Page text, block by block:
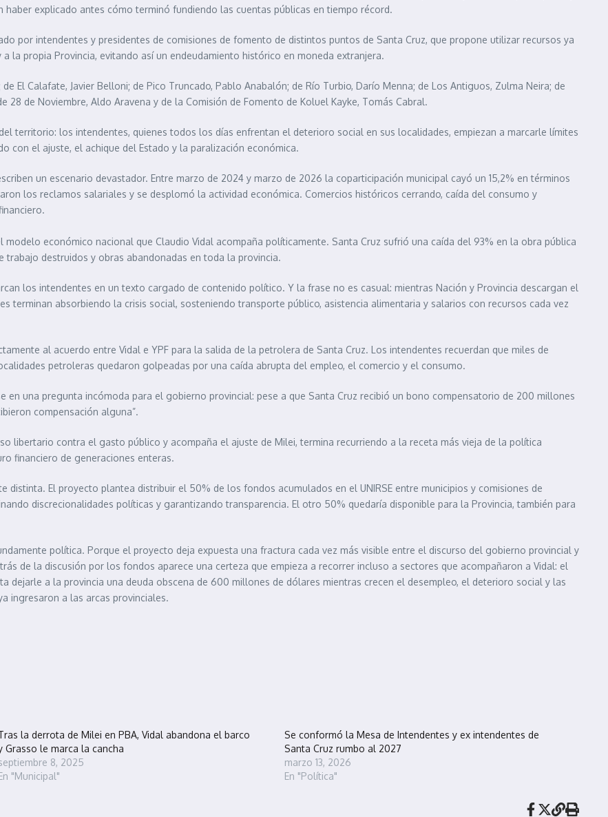
explicado antes cómo terminó fundiendo las cuentas públicas en tiempo récord.
por intendentes y presidentes de comisiones de fomento de distintos puntos de Santa Cruz, que propone utilizar recursos ya
la propia Provincia, evitando así un endeudamiento histórico en moneda extranjera.
El Calafate, Javier Belloni; de Pico Truncado, Pablo Anabalón; de Río Turbio, Darío Menna; de Los Antiguos, Zulma Neira; de
28 de Noviembre, Aldo Aravena y de la Comisión de Fomento de Koluel Kayke, Tomás Cabral.
territorio: los intendentes, quienes todos los días enfrentan el deterioro social en sus localidades, empiezan a marcarle límites
con el ajuste, el achique del Estado y la paralización económica.
un escenario devastador. Entre marzo de 2024 y marzo de 2026 la coparticipación municipal cayó un 15,2% en términos
los reclamos salariales y se desplomó la actividad económica. Comercios históricos cerrando, caída del consumo y
económico nacional que Claudio Vidal acompaña políticamente. Santa Cruz sufrió una caída del 93% en la obra pública
destruidos y obras abandonadas en toda la provincia.
los intendentes en un texto cargado de contenido político. Y la frase no es casual: mientras Nación y Provincia descargan el
terminan absorbiendo la crisis social, sosteniendo transporte público, asistencia alimentaria y salarios con recursos cada vez
al acuerdo entre Vidal e YPF para la salida de la petrolera de Santa Cruz. Los intendentes recuerdan que miles de
petroleras quedaron golpeadas por una caída abrupta del empleo, el comercio y el consumo.
en una pregunta incómoda para el gobierno provincial: pese a que Santa Cruz recibió un bono compensatorio de 200 millones
compensación alguna”.
libertario contra el gasto público y acompaña el ajuste de Milei, termina recurriendo a la receta más vieja de la política
financiero de generaciones enteras.
El proyecto plantea distribuir el 50% de los fondos acumulados en el UNIRSE entre municipios y comisiones de
discrecionalidades políticas y garantizando transparencia. El otro 50% quedaría disponible para la Provincia, también para
política. Porque el proyecto deja expuesta una fractura cada vez más visible entre el discurso del gobierno provincial y
de la discusión por los fondos aparece una certeza que empieza a recorrer incluso a sectores que acompañaron a Vidal: el
dejarle a la provincia una deuda obscena de 600 millones de dólares mientras crecen el desempleo, el deterioro social y las
ingresaron a las arcas provinciales.
la derrota de Milei en PBA, Vidal abandona el barco
Grasso le marca la cancha
8, 2025
"Municipal"
Se conformó la Mesa de Intendentes y ex intendentes de
Santa Cruz rumbo al 2027
marzo 13, 2026
En "Política"